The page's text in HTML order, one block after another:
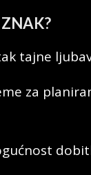
ZNAK?
tajne
za